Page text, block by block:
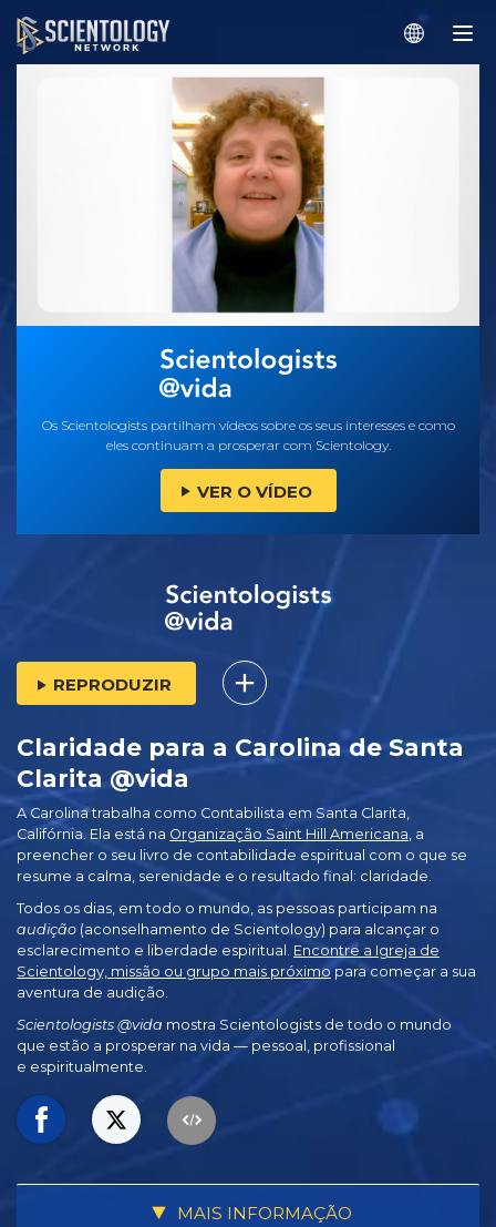
Os Scientologists partilham vídeos sobre os seus interesses e como
eles continuam a prosperar com Scientology.
VER O VÍDEO
REPRODUZIR
Claridade para a Carolina de Santa
Clarita @vida
A Carolina trabalha como Contabilista em Santa Clarita,
Califórnia. Ela está na Organização Saint Hill Americana, a
preencher o seu livro de contabilidade espiritual com o que se
resume a calma, serenidade e o resultado final: claridade.
Todos os dias, em todo o mundo, as pessoas participam na
audição (aconselhamento de Scientology) para alcançar o
esclarecimento e liberdade espiritual. Encontre a Igreja de
Scientology, missão ou grupo mais próximopara começar a sua
aventura de audição.
Scientologists @vida mostra Scientologists de todo o mundo
que estão a prosperar na vida —pessoal, profissional
e espiritualmente.
MAIS INFORMAÇÃO